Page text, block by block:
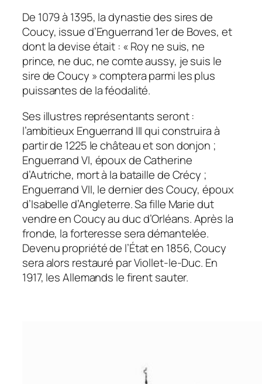
De 1079 à 1395, la dynastie des sires de
Coucy, issue d’Enguerrand 1er de Boves, et
dont la devise était : « Roy ne suis, ne
prince, ne duc, ne comte aussy, je suis le
sire de Coucy » comptera parmi les plus
puissantes de la féodalité.
Ses illustres représentants seront :
l’ambitieux Enguerrand III qui construira à
partir de 1225 le château et son donjon ;
Enguerrand VI, époux de Catherine
d’Autriche, mort à la bataille de Crécy ;
Enguerrand VII, le dernier des Coucy, époux
d’Isabelle d’Angleterre. Sa fille Marie dut
vendre en Coucy au duc d’Orléans. Après la
fronde, la forteresse sera démantelée.
Devenu propriété de l’État en 1856, Coucy
sera alors restauré par Viollet-le-Duc. En
1917, les Allemands le firent sauter.